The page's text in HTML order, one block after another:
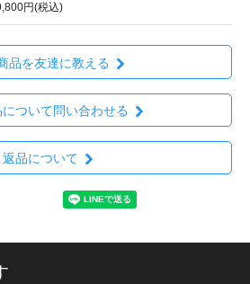
円(税込)
品を友達に教える
について問い合わせる
返品について